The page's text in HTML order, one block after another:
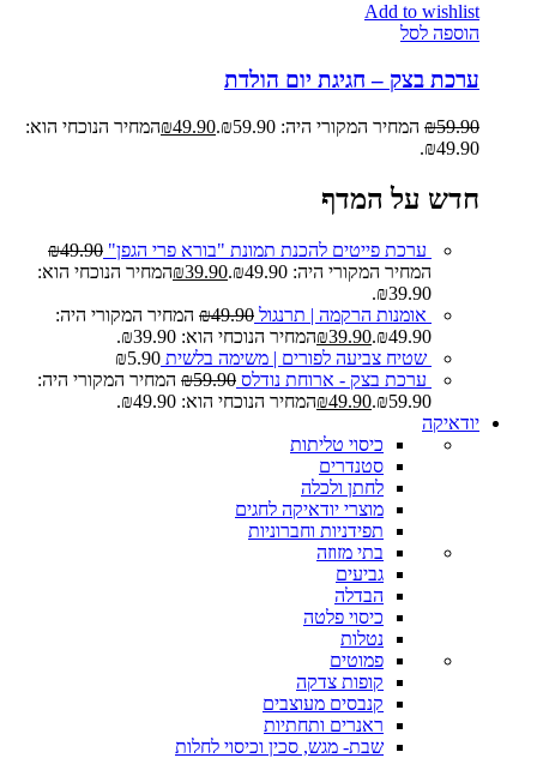
Add to wishlist
הוספה לסל
ערכת בצק – חגיגת יום הולדת
₪59.90 המחיר המקורי היה: ₪59.90. ₪49.90
המחיר הנוכחי הוא:
₪49.90.
חדש על המדף
ערכת פייטים להכנת תמונת "בורא פרי הגפן" ₪49.90
המחיר המקורי היה: ₪49.90.
₪39.90
המחיר הנוכחי הוא:
₪39.90.
אומנות הרקמה | תרנגול
₪49.90
המחיר המקורי היה:
₪49.90.
₪39.90
המחיר הנוכחי הוא: ₪39.90.
שטיח צביעה לפורים | משימה בלשית
₪5.90
ערכת בצק - ארוחת נודלס
₪59.90
המחיר המקורי היה:
₪59.90.
₪49.90
המחיר הנוכחי הוא: ₪49.90.
יודאיקה
כיסוי טליתות
סטנדרים
לחתן ולכלה
מוצרי יודאיקה לחגים
תפידניות וחברוניות
בתי מזוזה
גביעים
הבדלה
כיסוי פלטה
נטלות
פמוטים
קופות צדקה
קנבסים מעוצבים
ראנרים ותחתיות
שבת- מגש, סכין וכיסוי לחלות